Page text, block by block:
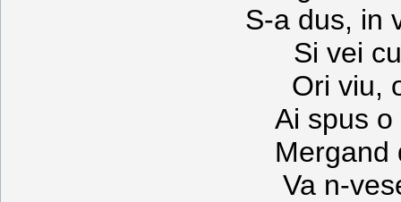
S-a dus, in
Si vei
Ori viu,
Ai spus
Mergand
Va n-